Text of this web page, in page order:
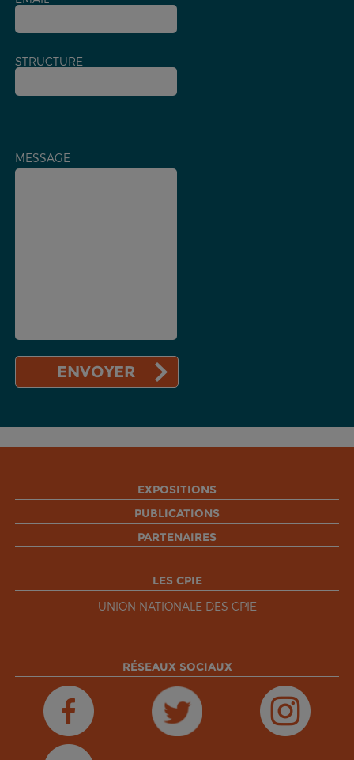
STRUCTURE
MESSAGE
EXPOSITIONS
PUBLICATIONS
PARTENAIRES
LES CPIE
UNION NATIONALE DES CPIE
RÉSEAUX SOCIAUX